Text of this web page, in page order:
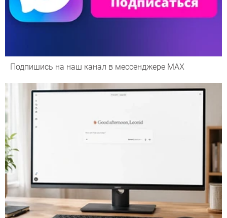
Подпишись на наш канал в мессенджере МАХ